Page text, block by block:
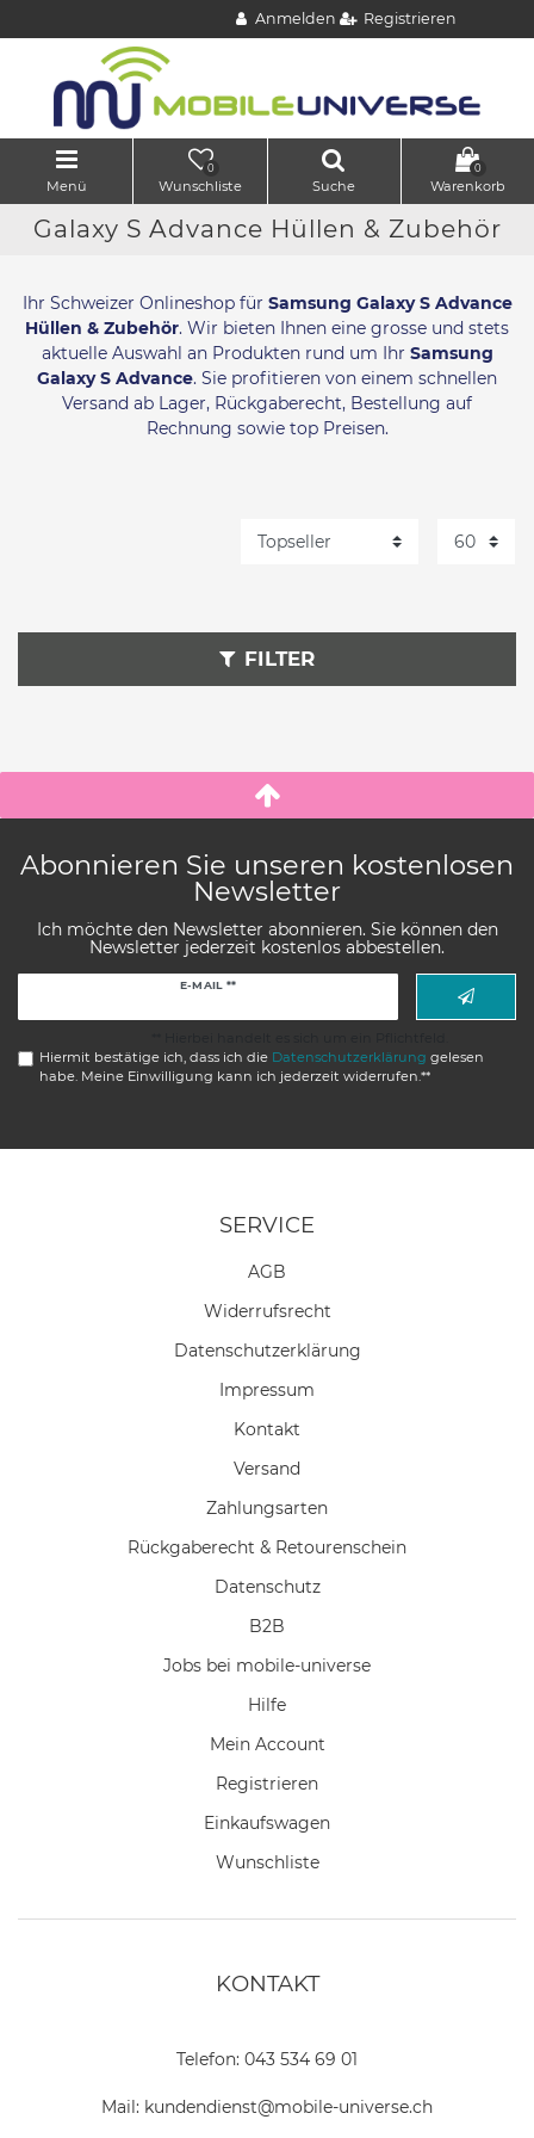
Anmelden Registrieren
Menü
0
Wunschliste Suche
0
Warenkorb
Galaxy S Advance Hüllen & Zubehör
Ihr Schweizer Onlineshop für Samsung Galaxy S Advance
Hüllen & Zubehör. Wir bieten Ihnen eine grosse und stets
aktuelle Auswahl an Produkten rund um Ihr Samsung
Galaxy S Advance. Sie profitieren von einem schnellen
Versand ab Lager, Rückgaberecht, Bestellung auf
Rechnung sowie top Preisen.
FILTER
Abonnieren Sie unseren kostenlosen
Newsletter
Ich möchte den Newsletter abonnieren. Sie können den
Newsletter jederzeit kostenlos abbestellen.
E-MAIL **
Hiermit bestätige ich, dass ich die Daten­schutz­erklärung gelesen
habe. Meine Einwilligung kann ich jederzeit widerrufen.**
SERVICE
AGB
Widerrufs­recht
Daten­schutz­erklärung
Impressum
Kontakt
Versand
Zahlungsarten
Rückgaberecht & Retourenschein
Datenschutz
B2B
Jobs bei mobile-universe
Hilfe
Mein Account
Registrieren
Einkaufswagen
Wunschliste
KONTAKT
Telefon: 043 534 69 01
Mail: kundendienst@mobile-universe.ch